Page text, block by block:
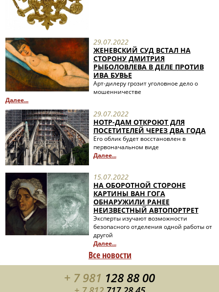
29.07.2022
ЖЕНЕВСКИЙ СУД ВСТАЛ НА
СТОРОНУ ДМИТРИЯ
РЫБОЛОВЛЕВА В ДЕЛЕ ПРОТИВ
ИВА БУВЬЕ
Арт-дилеру грозит уголовное дело о
мошенничестве
Далее...
29.07.2022
НОТР-ДАМ ОТКРОЮТ ДЛЯ
ПОСЕТИТЕЛЕЙ ЧЕРЕЗ ДВА ГОДА
Его облик будет восстановлен в
первоначальном виде
Далее...
15.07.2022
НА ОБОРОТНОЙ СТОРОНЕ
КАРТИНЫ ВАН ГОГА
ОБНАРУЖИЛИ РАНЕЕ
НЕИЗВЕСТНЫЙ АВТОПОРТРЕТ
Эксперты изучают возможности
безопасного отделения одной работы от
другой
Далее...
Все новости
+ 7 981 128 88 00